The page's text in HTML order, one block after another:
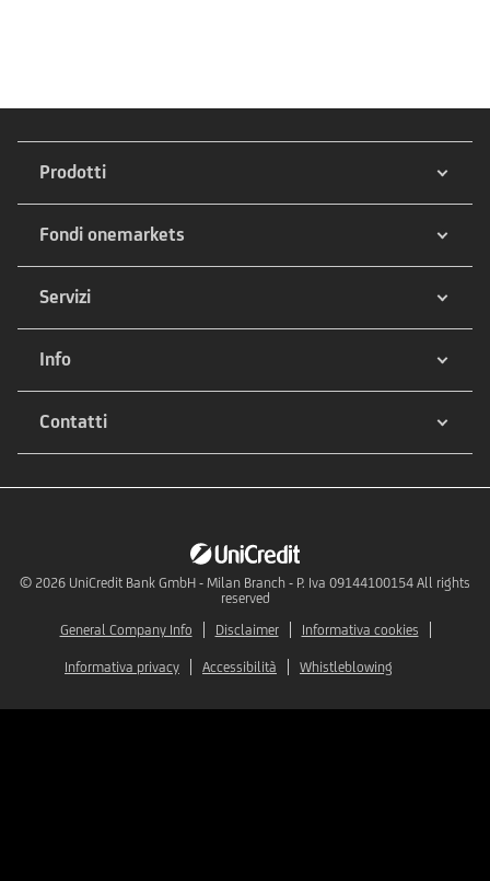
Prodotti
Fondi onemarkets
Servizi
Info
Contatti
© 2026 UniCredit Bank GmbH - Milan Branch - P. Iva 09144100154 All rights
reserved
General Company Info
Disclaimer Informativa cookies
Informativa privacy Accessibilità Whistleblowing